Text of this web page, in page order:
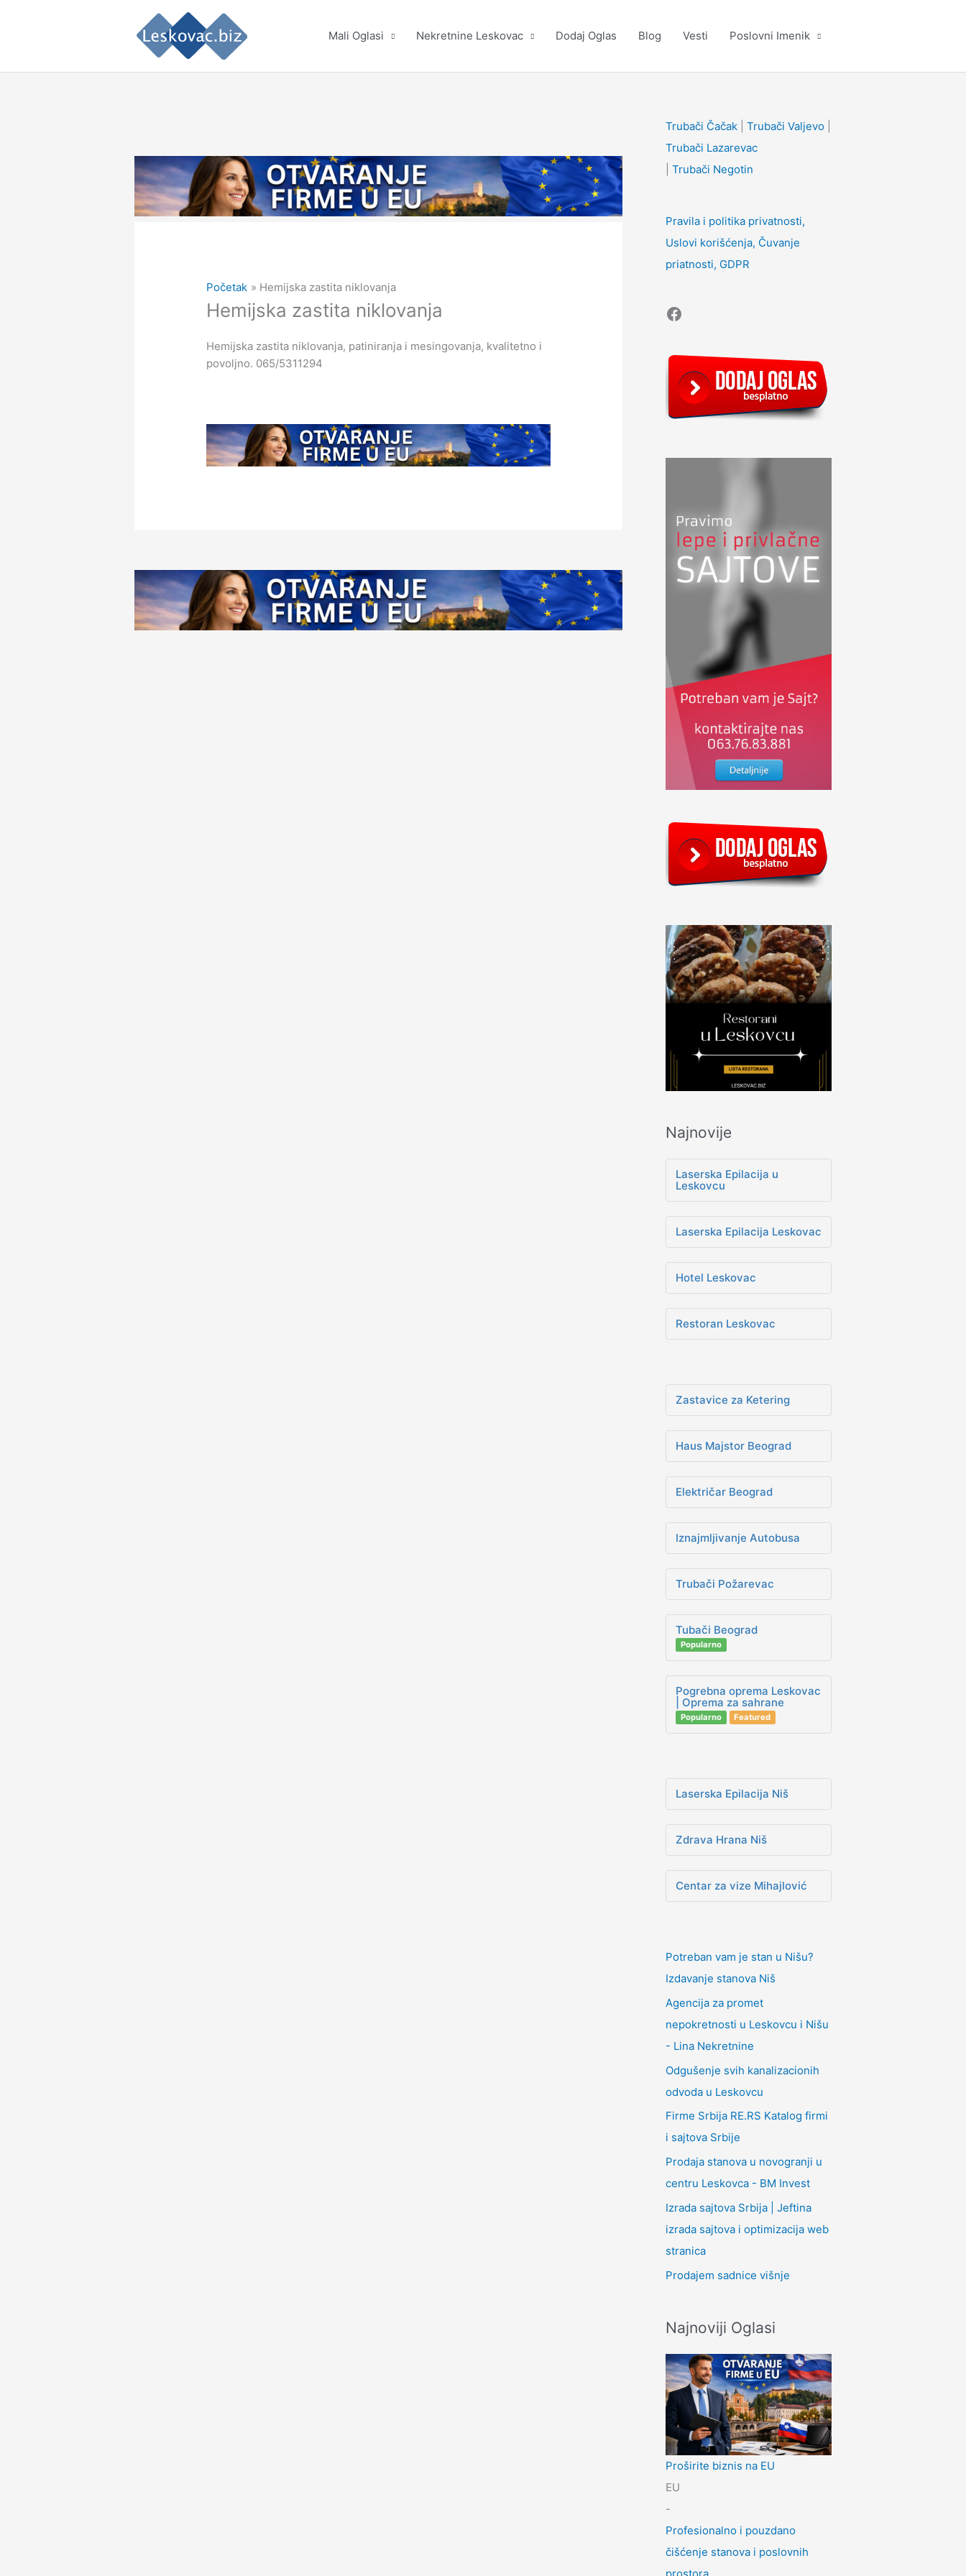
Mali Oglasi Nekretnine Leskovac Dodaj Oglas Blog Vesti Poslovni Imenik
Početak Hemijska zastita niklovanja
Hemijska zastita niklovanja
Hemijska zastita niklovanja, patiniranja i mesingovanja, kvalitetno i
povoljno. 065/5311294
Trubači Čačak Trubači Valjevo
Trubači Lazarevac
Trubači Negotin
Pravila i politika privatnosti,
Uslovi korišćenja, Čuvanje
priatnosti, GDPR
Najnovije
Laserska Epilacija u
Leskovcu
Laserska Epilacija Leskovac
Hotel Leskovac
Restoran Leskovac
Zastavice za Ketering
Haus Majstor Beograd
Električar Beograd
Iznajmljivanje Autobusa
Trubači Požarevac
Tubači Beograd
Popularno
Pogrebna oprema Leskovac
| Oprema za sahrane
Popularno Featured
Laserska Epilacija Niš
Zdrava Hrana Niš
Centar za vize Mihajlović
Potreban vam je stan u Nišu?
Izdavanje stanova Niš
Agencija za promet
nepokretnosti u Leskovcu i Nišu
- Lina Nekretnine
Odgušenje svih kanalizacionih
odvoda u Leskovcu
Firme Srbija RE.RS Katalog firmi
i sajtova Srbije
Prodaja stanova u novogranji u
centru Leskovca - BM Invest
Izrada sajtova Srbija | Jeftina
izrada sajtova i optimizacija web
stranica
Prodajem sadnice višnje
Najnoviji Oglasi
Proširite biznis na EU
EU
-
Profesionalno i pouzdano
čišćenje stanova i poslovnih